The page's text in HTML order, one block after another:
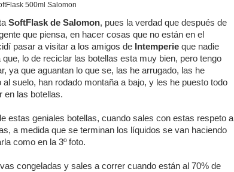
500ml Salomon
SoftFlask de Salomon, pues la verdad que después de
que piensa, en hacer cosas que no están en el
pasar a visitar a los amigos de Intemperie que nadie
lo de reciclar las botellas esta muy bien, pero tengo
ya que aguantan lo que se, las he arrugado, las he
suelo, han rodado montaña a bajo, y les he puesto todo
en las botellas.
estas geniales botellas, cuando sales con estas respeto a
a medida que se terminan los líquidos se van haciendo
como en la 3º foto.
congeladas y sales a correr cuando están al 70% de